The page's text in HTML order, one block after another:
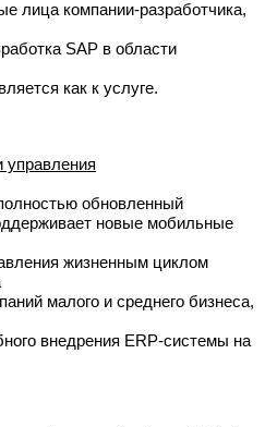
лица компании-разработчика,
SAP в области
как к услуге.
управления
обновленный
новые мобильные
жизненным циклом
малого и среднего бизнеса,
внедрения ERP-системы на